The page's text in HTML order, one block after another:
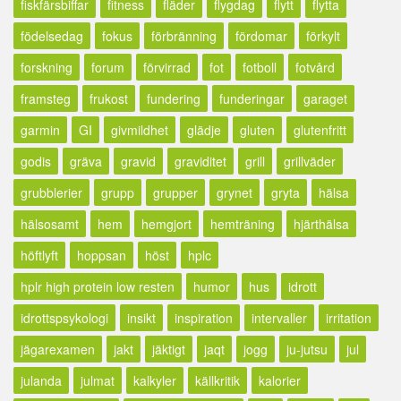
fiskfärsbiffar
fitness fläder flygdag flytt
flytta
födelsedag
fokus förbränning fördomar
förkylt
forskning
forum förvirrad fot fotboll
fotvård
framsteg
frukost fundering funderingar
garaget
garmin
GI givmildhet glädje gluten
glutenfritt
godis
gräva gravid graviditet grill
grillväder
grubblerier
grupp grupper grynet gryta
hälsa
hälsosamt
hem hemgjort hemträning
hjärthälsa
höftlyft
hoppsan höst
hplc
hplr high protein low resten
humor hus
idrott
idrottspsykologi
insikt inspiration intervaller
irritation
jägarexamen
jakt jäktigt jaqt jogg ju-jutsu
jul
julanda
julmat kalkyler källkritik kalorier